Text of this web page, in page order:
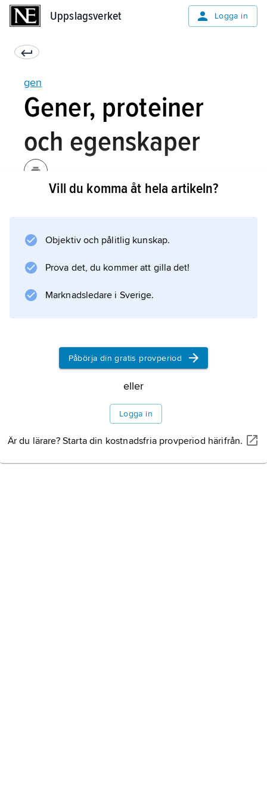
Uppslagsverket Logga in
gen
Gener, proteiner
och egenskaper
koda
för det proteinet. Proteiner är stora molekyler
som består av långa kedjor av olika
. Vid proteintillverkningen är det
proteinet. Översättningen från genens
kvävebassekvens till
Information om artikeln
Vill du komma åt hela artikeln?
Objektiv och pålitlig kunskap.
Prova det, du kommer att gilla det!
Marknadsledare i Sverige.
Påbörja din gratis provperiod
eller
Logga in
Är du lärare? Starta din kostnadsfria provperiod härifrån.